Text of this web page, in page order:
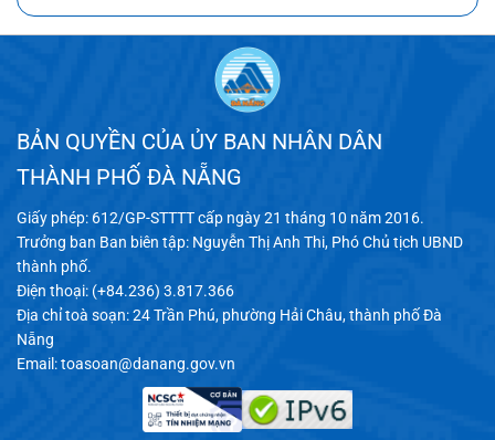
BẢN QUYỀN CỦA ỦY BAN NHÂN DÂN
THÀNH PHỐ ĐÀ NẴNG
Giấy phép: 612/GP-STTTT cấp ngày 21 tháng 10 năm 2016.
Trưởng ban Ban biên tập: Nguyễn Thị Anh Thi, Phó Chủ tịch UBND
thành phố.
Điện thoại: (+84.236) 3.817.366
Địa chỉ toà soạn: 24 Trần Phú, phường Hải Châu, thành phố Đà
Nẵng
Email:toasoan@danang.gov.vn